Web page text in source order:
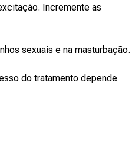
Incremente as
sexuais e na masturbação.
do tratamento depende